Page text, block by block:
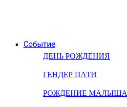
Событие
ДЕНЬ РОЖДЕНИЯ
ГЕНДЕР ПАТИ
РОЖДЕНИЕ МАЛЫША